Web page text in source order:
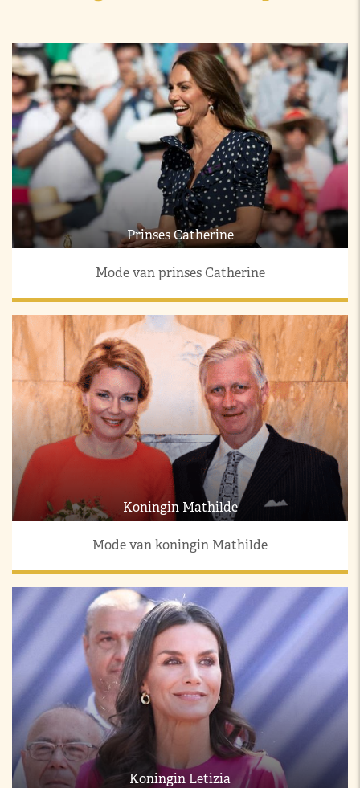
Prinses Catherine
Mode van prinses Catherine
Koningin Mathilde
Mode van koningin Mathilde
Koningin Letizia